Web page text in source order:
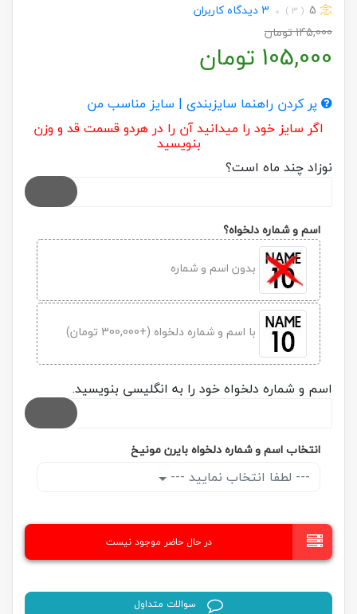
5
( 3 )
3 دیدگاه کاربران
145,000تومان
105,000 تومان
پر کردن راهنما سایزبندی | سایز مناسب من
اگر سایز خود را میدانید آن را در هردو قسمت قد و وزن
بنویسید
نوزاد چند ماه است؟
اسم و شماره دلخواه؟
بدون اسم و شماره
با اسم و شماره دلخواه (+300,000 تومان)
اسم و شماره دلخواه خود را به انگلیسی بنویسید.
انتخاب اسم و شماره دلخواه بایرن مونیخ
--- لطفا انتخاب نمایید ---
در حال حاضر موجود نیست
سوالات متداول